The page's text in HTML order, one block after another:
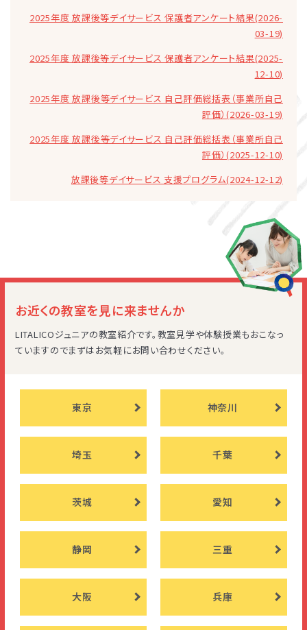
2025年度 放課後等デイサービス 保護者アンケート結果(2026-
03-19)
2025年度 放課後等デイサービス 保護者アンケート結果(2025-
12-10)
2025年度 放課後等デイサービス 自己評価総括表（事業所自己
評価）(2026-03-19)
2025年度 放課後等デイサービス 自己評価総括表（事業所自己
評価）(2025-12-10)
放課後等デイサービス 支援プログラム(2024-12-12)
お近くの教室を見に来ませんか
LITALICOジュニアの教室紹介です。教室見学や体験授業もおこなっ
ていますのでまずはお気軽にお問い合わせください。
東京 神奈川
埼玉 千葉
茨城 愛知
静岡 三重
大阪 兵庫